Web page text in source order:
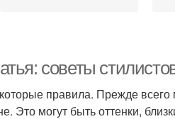
советы
правила. Прежде
Это могут быть оттенки,